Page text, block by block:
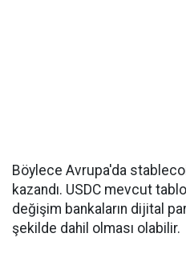
Böylece Avrupa'da
kazandı. USDC mevcut
değişim bankaların dijital
şekilde dahil olması olabilir.